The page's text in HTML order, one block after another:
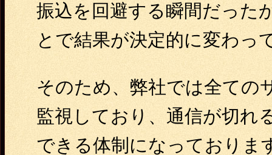
振込を回避する瞬間だった
とで結果が決定的に変わっ
そのため、弊社では全ての
監視しており、通信が切れ
できる体制になっておりま